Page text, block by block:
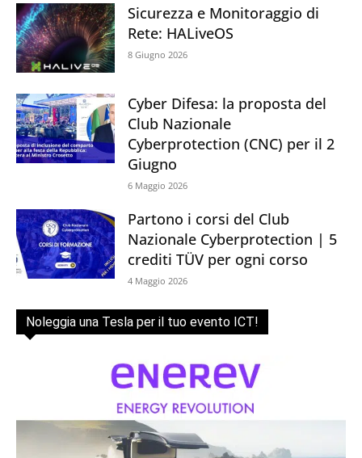
Sicurezza e Monitoraggio di
Rete: HALiveOS
8 Giugno 2026
Cyber Difesa: la proposta del
Club Nazionale
Cyberprotection (CNC) per il 2
Giugno
6 Maggio 2026
Partono i corsi del Club
Nazionale Cyberprotection | 5
crediti TÜV per ogni corso
4 Maggio 2026
Noleggia una Tesla per il tuo evento ICT!